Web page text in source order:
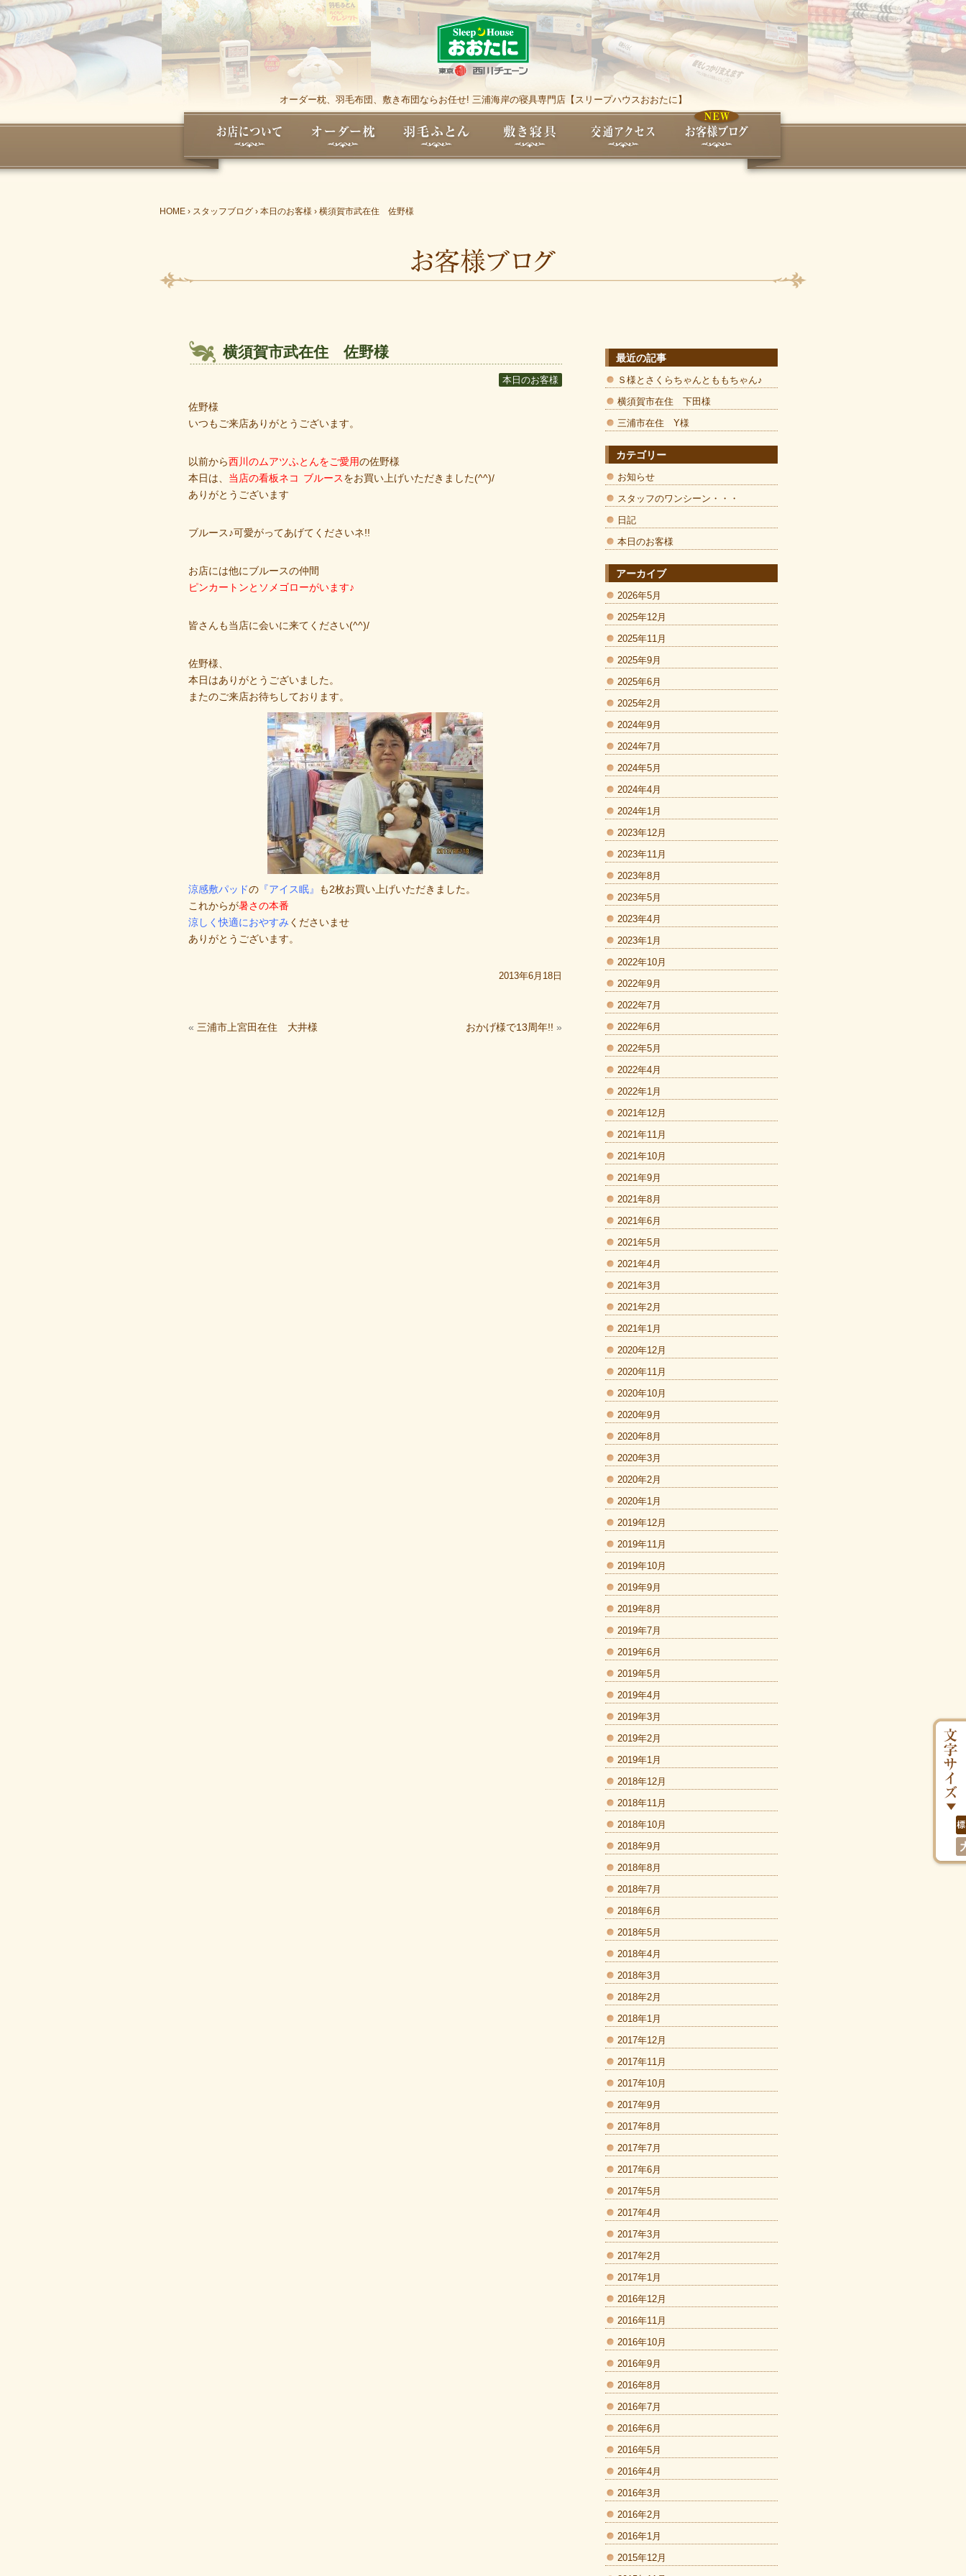
オーダー枕、羽毛布団、敷き布団ならお任せ! 三浦海岸の寝具専門店【スリープハウスおおたに】
HOME › スタッフブログ › 本日のお客様 › 横須賀市武在住 佐野様
横須賀市武在住 佐野様
本日のお客様
佐野様
いつもご来店ありがとうございます。
以前から西川のムアツふとんをご愛用の佐野様
本日は、 当店の看板ネコ ブルースをお買い上げいただきました(^^)/
ありがとうございます
ブルース♪可愛がってあげてくださいネ!!
お店には他にブルースの仲間
ピンカートンとソメゴローがいます♪
皆さんも当店に会いに来てください(^^)/
佐野様、
本日はありがとうございました。
またのご来店お待ちしております。
涼感敷パッドの 『アイス眠』
も2枚お買い上げいただきました。
これからが暑さの本番
涼しく快適におやすみ くださいませ
ありがとうございます。
2013年6月18日
« 三浦市上宮田在住 大井様 おかげ様で13周年!! »
最近の記事
Ｓ様とさくらちゃんとももちゃん♪
横須賀市在住 下田様
三浦市在住 Y様
カテゴリー
お知らせ
スタッフのワンシーン・・・
日記
本日のお客様
アーカイブ
2026年5月
2025年12月
2025年11月
2025年9月
2025年6月
2025年2月
2024年9月
2024年7月
2024年5月
2024年4月
2024年1月
2023年12月
2023年11月
2023年8月
2023年5月
2023年4月
2023年1月
2022年10月
2022年9月
2022年7月
2022年6月
2022年5月
2022年4月
2022年1月
2021年12月
2021年11月
2021年10月
2021年9月
2021年8月
2021年6月
2021年5月
2021年4月
2021年3月
2021年2月
2021年1月
2020年12月
2020年11月
2020年10月
2020年9月
2020年8月
2020年3月
2020年2月
2020年1月
2019年12月
2019年11月
2019年10月
2019年9月
2019年8月
2019年7月
2019年6月
2019年5月
2019年4月
2019年3月
2019年2月
2019年1月
2018年12月
2018年11月
2018年10月
2018年9月
2018年8月
2018年7月
2018年6月
2018年5月
2018年4月
2018年3月
2018年2月
2018年1月
2017年12月
2017年11月
2017年10月
2017年9月
2017年8月
2017年7月
2017年6月
2017年5月
2017年4月
2017年3月
2017年2月
2017年1月
2016年12月
2016年11月
2016年10月
2016年9月
2016年8月
2016年7月
2016年6月
2016年5月
2016年4月
2016年3月
2016年2月
2016年1月
2015年12月